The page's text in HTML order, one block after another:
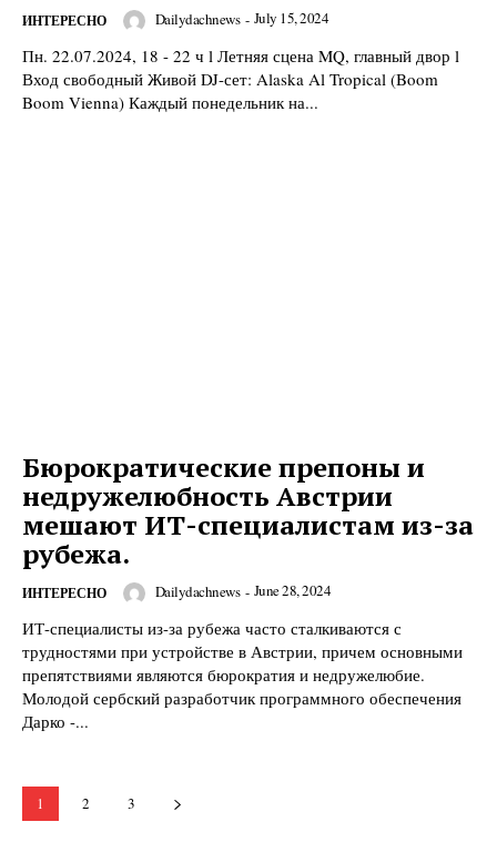
ИНТЕРЕСНО Dailydachnews - July 15, 2024
Пн. 22.07.2024, 18 - 22 ч l Летняя сцена MQ, главный двор l
Вход свободный Живой DJ-сет: Alaska Al Tropical (Boom
Boom Vienna) Каждый понедельник на...
Бюрократические препоны и
недружелюбность Австрии
мешают ИТ-специалистам из-за
рубежа.
ИНТЕРЕСНО Dailydachnews - June 28, 2024
ИТ-специалисты из-за рубежа часто сталкиваются с
трудностями при устройстве в Австрии, причем основными
препятствиями являются бюрократия и недружелюбие.
Молодой сербский разработчик программного обеспечения
Дарко -...
1 2 3